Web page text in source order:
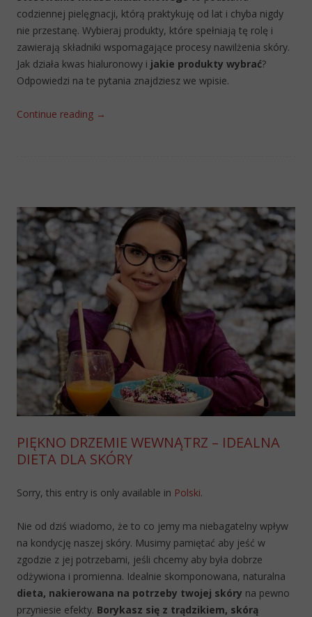
codziennej pielęgnacji, którą praktykuję od lat i chyba nigdy
nie przestanę. Wybieraj produkty, które spełniają tę rolę i
zawierają składniki wspomagające procesy nawilżenia skóry.
Jak działa kwas hialuronowy i jakie produkty wybrać?
Odpowiedzi na te pytania znajdziesz we wpisie.
Continue reading →
PIĘKNO DRZEMIE WEWNĄTRZ – IDEALNA
DIETA DLA SKÓRY
Sorry, this entry is only available in Polski.
Nie od dziś wiadomo, że to co jemy ma niebagatelny wpływ
na kondycję naszej skóry. Musimy pamiętać aby jeść w
zgodzie z jej potrzebami, jeśli chcemy aby była dobrze
odżywiona i promienna. Idealnie skomponowana, naturalna
dieta, nakierowana na potrzeby twojej skóry na pewno
przyniesie efekty. Borykasz się z trądzikiem, skórą